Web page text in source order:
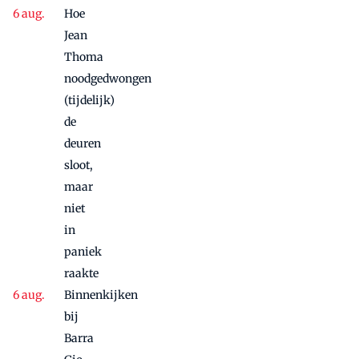
Hoe
Jean
Thoma
noodgedwongen
(tijdelijk)
de
deuren
sloot,
maar
niet
in
paniek
raakte
Binnenkijken
bij
Barra